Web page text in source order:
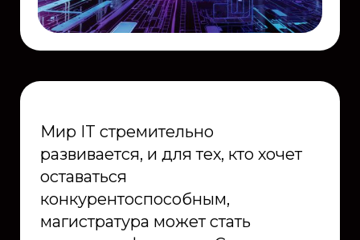
Мир IT стремительно
развивается, и для тех, кто хочет
оставаться
конкурентоспособным,
магистратура может стать